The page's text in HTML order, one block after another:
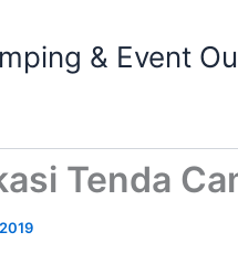
& Event
Tenda